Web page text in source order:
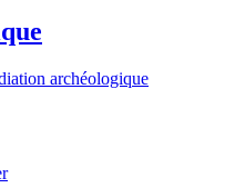
archéologique